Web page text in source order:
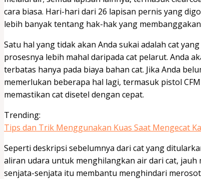
cara biasa. Hari-hari dari 26 lapisan pernis yang
lebih banyak tentang hak-hak yang
Satu hal yang tidak akan Anda sukai adalah cat
prosesnya lebih mahal daripada cat pelarut. Anda
terbatas hanya pada biaya bahan cat. Jika Anda
memerlukan beberapa hal lagi, termasuk pistol
memastikan cat disetel dengan cepat.
Trending:
Tips dan Trik Menggunakan Kuas Saat Mengecat
Seperti deskripsi sebelumnya dari cat yang
aliran udara untuk menghilangkan air dari cat,
senjata-senjata itu membantu menghindari